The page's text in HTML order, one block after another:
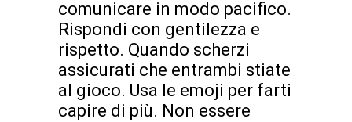
comunicare in modo pacifico.
Rispondi con gentilezza e
rispetto. Quando scherzi
assicurati che entrambi stiate
al gioco. Usa le emoji per farti
capire di più. Non essere